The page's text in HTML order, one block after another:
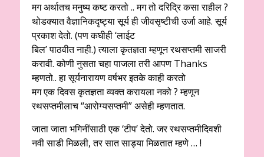
मग अर्थातच मनुष्य कष्ट करतो .. मग तो दरिद्रि कसा राहील ?
थोडक्यात वैज्ञानिकदृष्ट्या सूर्य ही जीवसृष्टीची उर्जा आहे. सूर्य
प्रकाश देतो. (पण कघीही ‘लाईट
बिल’ पाठवीत नाही.) त्याला कृतज्ञता म्हणून रथसप्तमी साजरी
करावी. कोणी नुसता चहा पाजला तरी आपण Thanks
म्हणतो.. हा सूर्यनारायण वर्षभर इतके काही करतो
मग एक दिवस कृतज्ञता व्यक्त करायला नको ? म्हणून
रथसप्तमीलाच “आरोग्यसप्तमी” असेही म्हणतात.
जाता जाता भगिनींसाठी एक ‘टीप’ देतो. जर रथसप्तमीदिवशी
नवी साडी मिळली, तर सात साड्या मिळतात म्हणे … !